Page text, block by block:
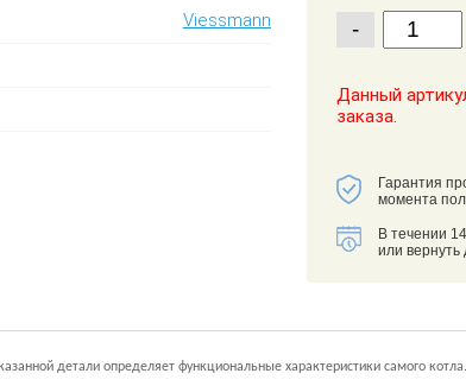
Viessmann -
Данный
заказа.
Гарантия
момента
В течении
или вернуть
детали определяет функциональные характеристики самого котла.